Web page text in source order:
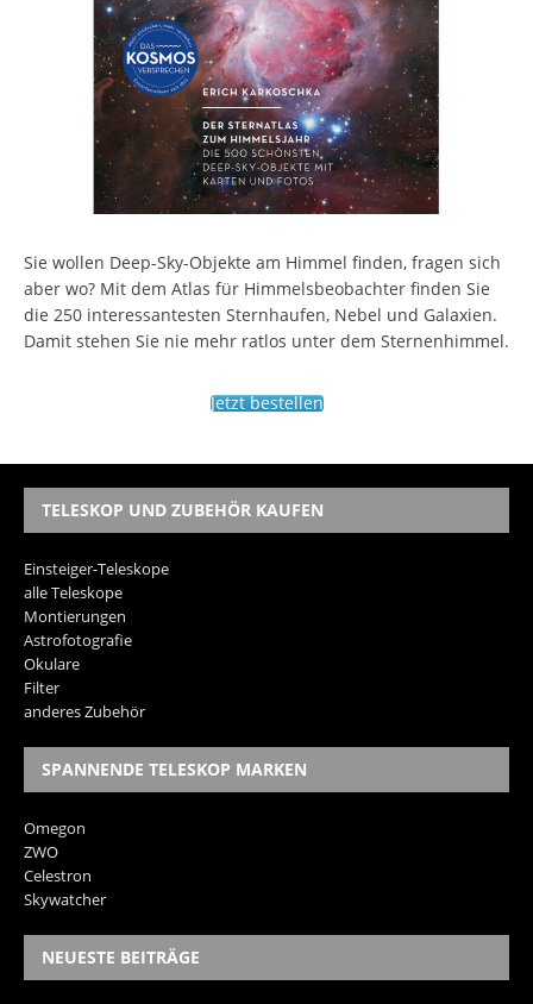
Sie wollen Deep-Sky-Objekte am Himmel finden, fragen sich
aber wo? Mit dem Atlas für Himmelsbeobachter finden Sie
die 250 interessantesten Sternhaufen, Nebel und Galaxien.
Damit stehen Sie nie mehr ratlos unter dem Sternenhimmel.
Jetzt bestellen
TELESKOP UND ZUBEHÖR KAUFEN
Einsteiger-Teleskope
alle Teleskope
Montierungen
Astrofotografie
Okulare
Filter
anderes Zubehör
SPANNENDE TELESKOP MARKEN
Omegon
ZWO
Celestron
Skywatcher
NEUESTE BEITRÄGE